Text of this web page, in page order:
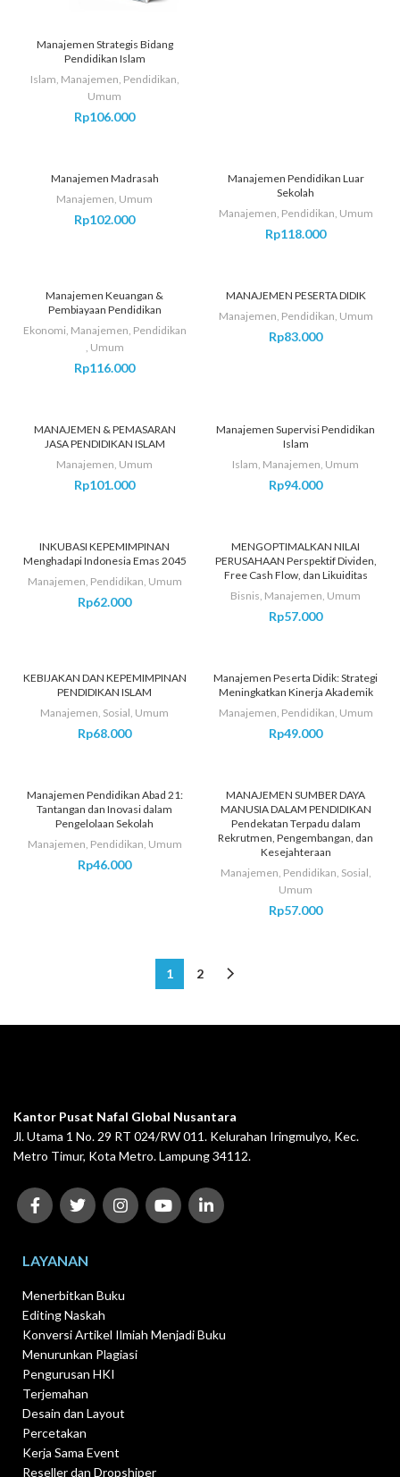
Manajemen Strategis Bidang
Pendidikan Islam
Islam, Manajemen, Pendidikan,
Umum
Rp106.000
Manajemen Madrasah
Manajemen, Umum
Rp102.000
Manajemen Pendidikan Luar
Sekolah
Manajemen, Pendidikan, Umum
Rp118.000
Manajemen Keuangan &
Pembiayaan Pendidikan
Ekonomi, Manajemen, Pendidikan
, Umum
Rp116.000
MANAJEMEN PESERTA DIDIK
Manajemen, Pendidikan, Umum
Rp83.000
MANAJEMEN & PEMASARAN
JASA PENDIDIKAN ISLAM
Manajemen, Umum
Rp101.000
Manajemen Supervisi Pendidikan
Islam
Islam, Manajemen, Umum
Rp94.000
INKUBASI KEPEMIMPINAN
Menghadapi Indonesia Emas 2045
Manajemen, Pendidikan, Umum
Rp62.000
MENGOPTIMALKAN NILAI
PERUSAHAAN Perspektif Dividen,
Free Cash Flow, dan Likuiditas
Bisnis, Manajemen, Umum
Rp57.000
KEBIJAKAN DAN KEPEMIMPINAN
PENDIDIKAN ISLAM
Manajemen, Sosial, Umum
Rp68.000
Manajemen Peserta Didik: Strategi
Meningkatkan Kinerja Akademik
Manajemen, Pendidikan, Umum
Rp49.000
Manajemen Pendidikan Abad 21:
Tantangan dan Inovasi dalam
Pengelolaan Sekolah
Manajemen, Pendidikan, Umum
Rp46.000
MANAJEMEN SUMBER DAYA
MANUSIA DALAM PENDIDIKAN
Pendekatan Terpadu dalam
Rekrutmen, Pengembangan, dan
Kesejahteraan
Manajemen, Pendidikan, Sosial,
Umum
Rp57.000
1 2
Kantor Pusat Nafal Global Nusantara
Jl. Utama 1 No. 29 RT 024/RW 011. Kelurahan Iringmulyo, Kec.
Metro Timur, Kota Metro. Lampung 34112.
LAYANAN
Menerbitkan Buku
Editing Naskah
Konversi Artikel Ilmiah Menjadi Buku
Menurunkan Plagiasi
Pengurusan HKI
Terjemahan
Desain dan Layout
Percetakan
Kerja Sama Event
Reseller dan Dropshiper